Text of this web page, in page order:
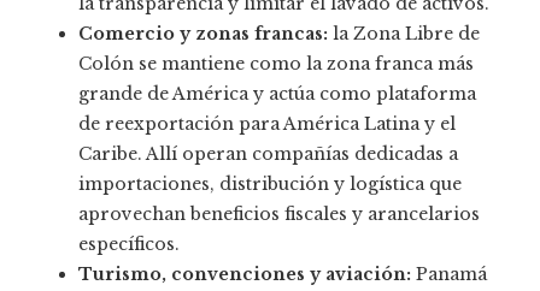
Comercio y zonas francas: la Zona Libre de
Colón se mantiene como la zona franca más
grande de América y actúa como plataforma
de reexportación para América Latina y el
Caribe. Allí operan compañías dedicadas a
importaciones, distribución y logística que
aprovechan beneficios fiscales y arancelarios
específicos.
Turismo, convenciones y aviación: Panamá